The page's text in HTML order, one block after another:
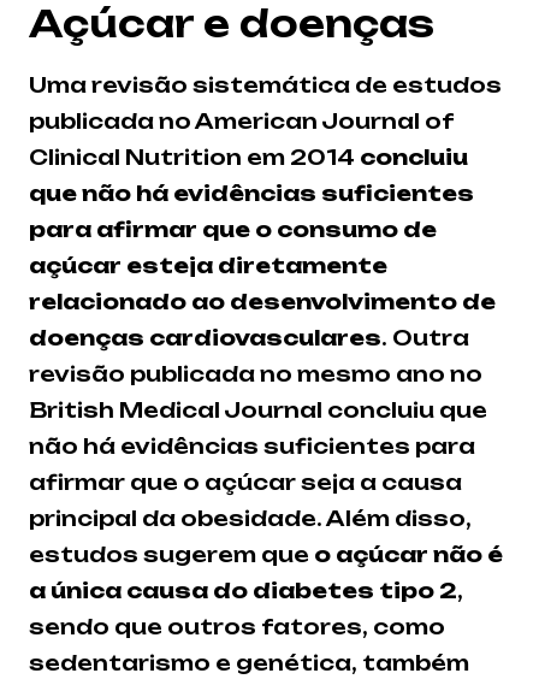
Açúcar e doenças
Uma revisão sistemática de estudos
publicada no American Journal of
Clinical Nutrition em 2014 concluiu
que não há evidências suficientes
para afirmar que o consumo de
açúcar esteja diretamente
relacionado ao desenvolvimento de
doenças cardiovasculares. Outra
revisão publicada no mesmo ano no
British Medical Journal concluiu que
não há evidências suficientes para
afirmar que o açúcar seja a causa
principal da obesidade. Além disso,
estudos sugerem que o açúcar não é
a única causa do diabetes tipo 2,
sendo que outros fatores, como
sedentarismo e genética, também